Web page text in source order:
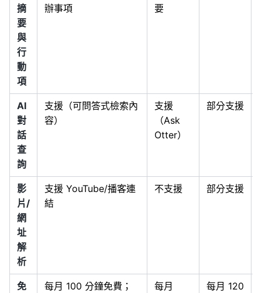
摘
要
與
行
動
項
辦事項
要
AI
對
話
查
詢
支援（可問答式檢索內
容）
支援
（Ask
Otter）
部分支援
影
片/
網
址
解
析
支援 YouTube/播客連
結
不支援 部分支援
免 每月 100 分鐘免費； 每月 每月 120